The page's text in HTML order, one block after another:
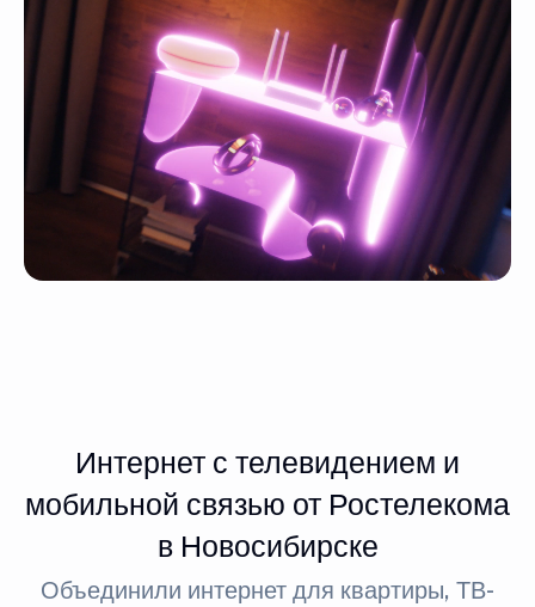
Интернет с телевидением и
мобильной связью от Ростелекома
в Новосибирске
Объединили интернет для квартиры, ТВ-